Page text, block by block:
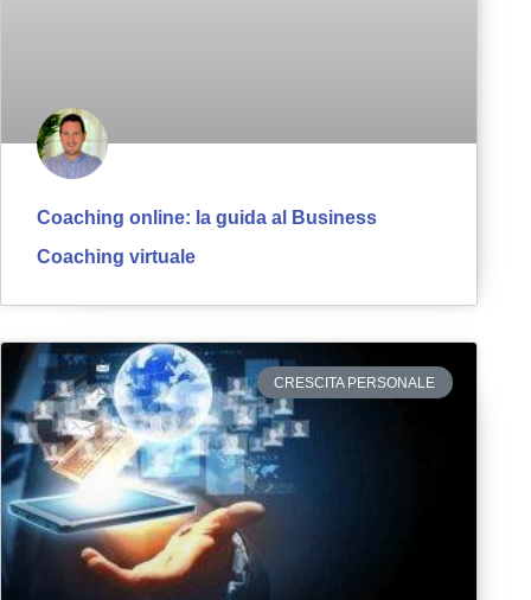
Coaching online: la guida al Business
Coaching virtuale
CRESCITA PERSONALE